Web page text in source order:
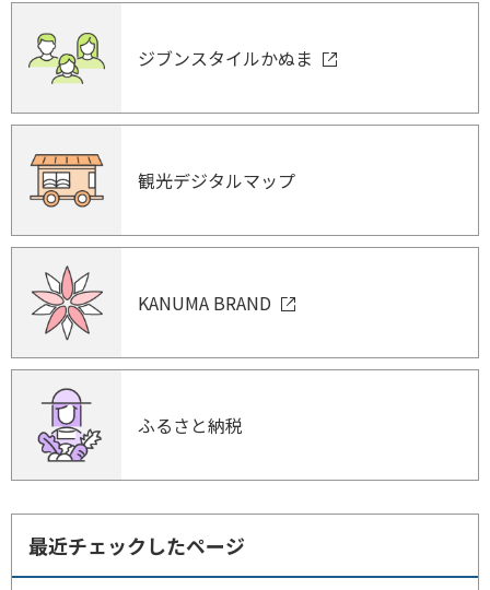
ジブンスタイルかぬま
観光デジタルマップ
KANUMA BRAND
ふるさと納税
最近チェックしたページ